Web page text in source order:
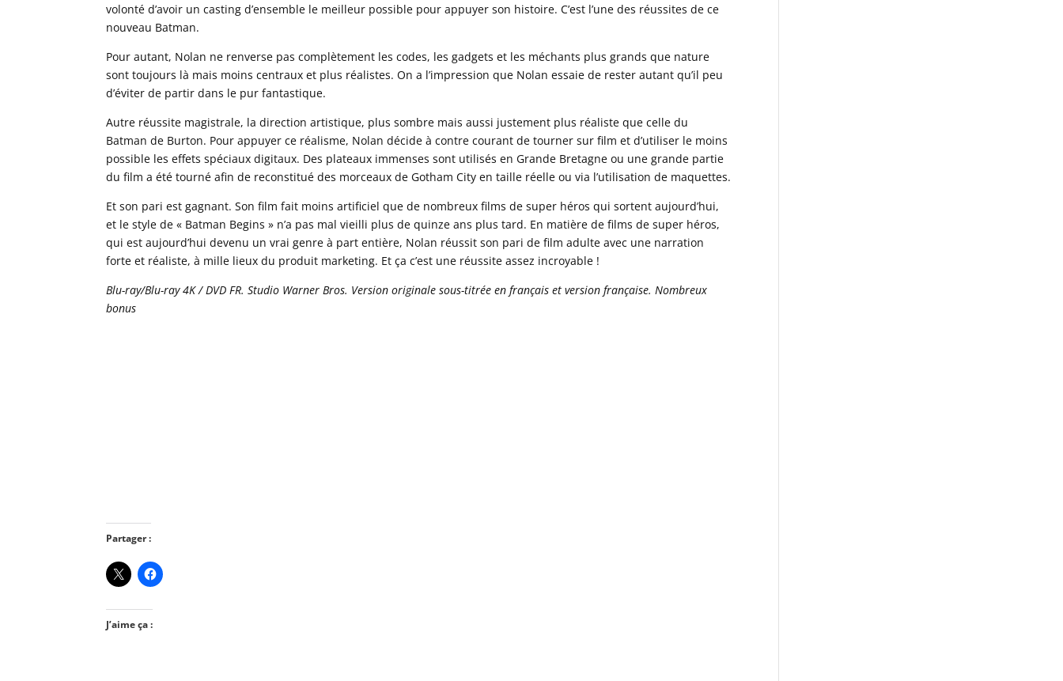
volonté d’avoir un casting d’ensemble le meilleur possible pour appuyer son histoire. C’est l’une des réussites de ce
nouveau Batman.
Pour autant, Nolan ne renverse pas complètement les codes, les gadgets et les méchants plus grands que nature
sont toujours là mais moins centraux et plus réalistes. On a l’impression que Nolan essaie de rester autant qu’il peu
d’éviter de partir dans le pur fantastique.
Autre réussite magistrale, la direction artistique, plus sombre mais aussi justement plus réaliste que celle du
Batman de Burton. Pour appuyer ce réalisme, Nolan décide à contre courant de tourner sur film et d’utiliser le moins
possible les effets spéciaux digitaux. Des plateaux immenses sont utilisés en Grande Bretagne ou une grande partie
du film a été tourné afin de reconstitué des morceaux de Gotham City en taille réelle ou via l’utilisation de maquettes.
Et son pari est gagnant. Son film fait moins artificiel que de nombreux films de super héros qui sortent aujourd’hui,
et le style de « Batman Begins » n’a pas mal vieilli plus de quinze ans plus tard. En matière de films de super héros,
qui est aujourd’hui devenu un vrai genre à part entière, Nolan réussit son pari de film adulte avec une narration
forte et réaliste, à mille lieux du produit marketing. Et ça c’est une réussite assez incroyable !
Blu-ray/Blu-ray 4K / DVD FR. Studio Warner Bros. Version originale sous-titrée en français et version française. Nombreux
bonus
Partager :
J’aime ça :